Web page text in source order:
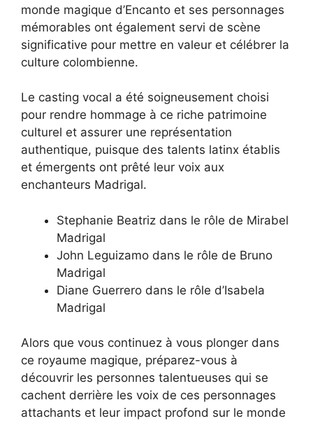
monde magique d’Encanto et ses personnages
mémorables ont également servi de scène
significative pour mettre en valeur et célébrer la
culture colombienne.
Le casting vocal a été soigneusement choisi
pour rendre hommage à ce riche patrimoine
culturel et assurer une représentation
authentique, puisque des talents latinx établis
et émergents ont prêté leur voix aux
enchanteurs Madrigal.
Stephanie Beatriz dans le rôle de Mirabel
Madrigal
John Leguizamo dans le rôle de Bruno
Madrigal
Diane Guerrero dans le rôle d’Isabela
Madrigal
Alors que vous continuez à vous plonger dans
ce royaume magique, préparez-vous à
découvrir les personnes talentueuses qui se
cachent derrière les voix de ces personnages
attachants et leur impact profond sur le monde